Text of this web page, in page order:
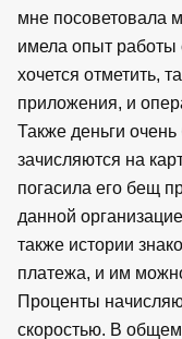
мне посоветовала
имела опыт работы
хочется отметить,
приложения, и
Также деньги очень
зачисляются на
погасила его бещ
данной
также истории
платежа, и им
Проценты
скоростью. В